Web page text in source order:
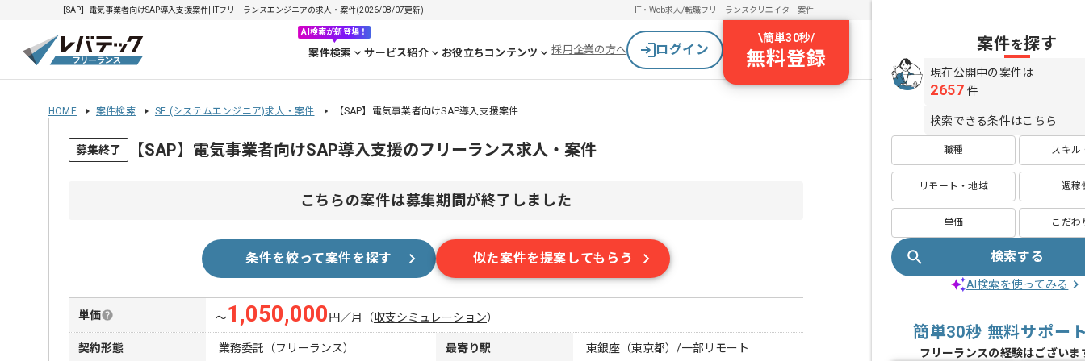
【SAP】電気事業者向けSAP導入支援案件| ITフリーランスエンジニアの求人・案件(2026/08/07更新) IT・Web求人/転職フリーランスクリエイター案件
AI検索が新登場！
案件検索 サービス紹介 お役立ちコンテンツ 採用企業の方へ ログイン
\簡単30秒/
無料登録
HOME 案件検索 SE (システムエンジニア)求人・案件 【SAP】電気事業者向けSAP導入支援案件
募集終了 【SAP】電気事業者向けSAP導入支援のフリーランス求人・案件
こちらの案件は募集期間が終了しました
条件を絞って案件を探す 似た案件を提案してもらう
単価 〜1,050,000 円／月 （収支シミュレーション）
契約形態 業務委託（フリーランス） 最寄り駅 東銀座（東京都）/一部リモート
案件を探す
現在公開中の案件は
2657 件
検索できる条件はこちら
職種 スキル
リモート・地域 週稼
単価 こだわ
検索する
AI検索を使ってみる
簡単30秒 無料サポー
フリーランスの経験はございま